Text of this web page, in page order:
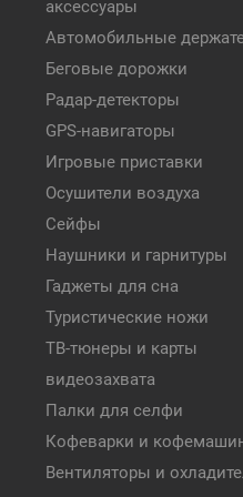
аксессуары
Автомобильные
Беговые дорожки
Радар-детекторы
GPS-навигаторы
Игровые приставки
Осушители воздуха
Сейфы
Наушники и гарнитуры
Гаджеты для сна
Туристические ножи
ТВ-тюнеры и карты
видеозахвата
Палки для селфи
Кофеварки и
Вентиляторы и